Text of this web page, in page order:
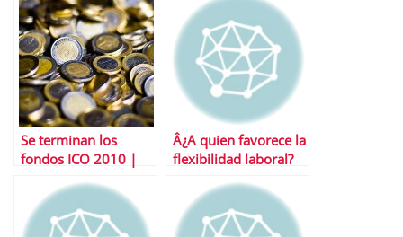
Se terminan los
fondos ICO 2010 |
operaciones
Â¿A quien favorece la
flexibilidad laboral?